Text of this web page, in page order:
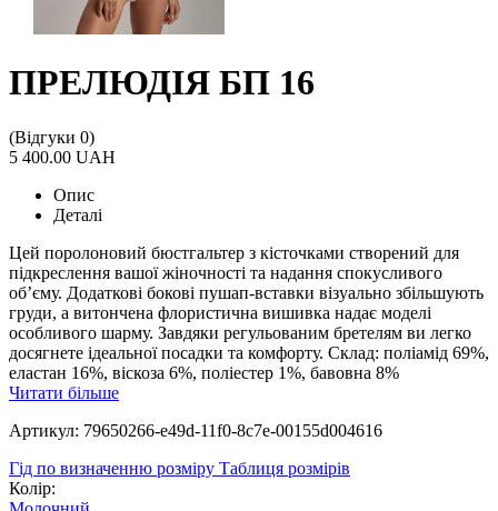
ПРЕЛЮДІЯ БП 16
(Відгуки 0)
5 400.00 UAH
Опис
Деталі
Цей поролоновий бюстгальтер з кісточками створений для
підкреслення вашої жіночності та надання спокусливого
об’єму. Додаткові бокові пушап-вставки візуально збільшують
груди, а витончена флористична вишивка надає моделі
особливого шарму. Завдяки регульованим бретелям ви легко
досягнете ідеальної посадки та комфорту. Склад: поліамід 69%,
еластан 16%, віскоза 6%, поліестер 1%, бавовна 8%
Читати більше
Артикул: 79650266-e49d-11f0-8c7e-00155d004616
Гід по визначенню розміру Таблиця розмірів
Колір: